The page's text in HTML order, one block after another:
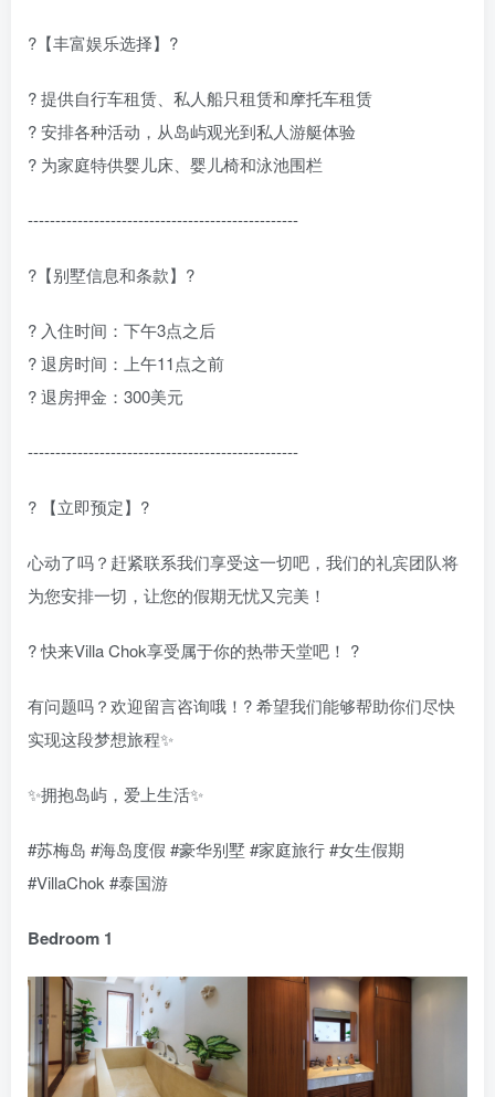
?【丰富娱乐选择】?
? 提供自行车租赁、私人船只租赁和摩托车租赁
? 安排各种活动，从岛屿观光到私人游艇体验
? 为家庭特供婴儿床、婴儿椅和泳池围栏
-------------------------------------------------
?【别墅信息和条款】?
? 入住时间：下午3点之后
? 退房时间：上午11点之前
? 退房押金：300美元
-------------------------------------------------
? 【立即预定】?
心动了吗？赶紧联系我们享受这一切吧，我们的礼宾团队将
为您安排一切，让您的假期无忧又完美！
? 快来Villa Chok享受属于你的热带天堂吧！ ?
有问题吗？欢迎留言咨询哦！? 希望我们能够帮助你们尽快
实现这段梦想旅程✨
✨拥抱岛屿，爱上生活✨
#苏梅岛 #海岛度假 #豪华别墅 #家庭旅行 #女生假期
#VillaChok #泰国游
Bedroom 1